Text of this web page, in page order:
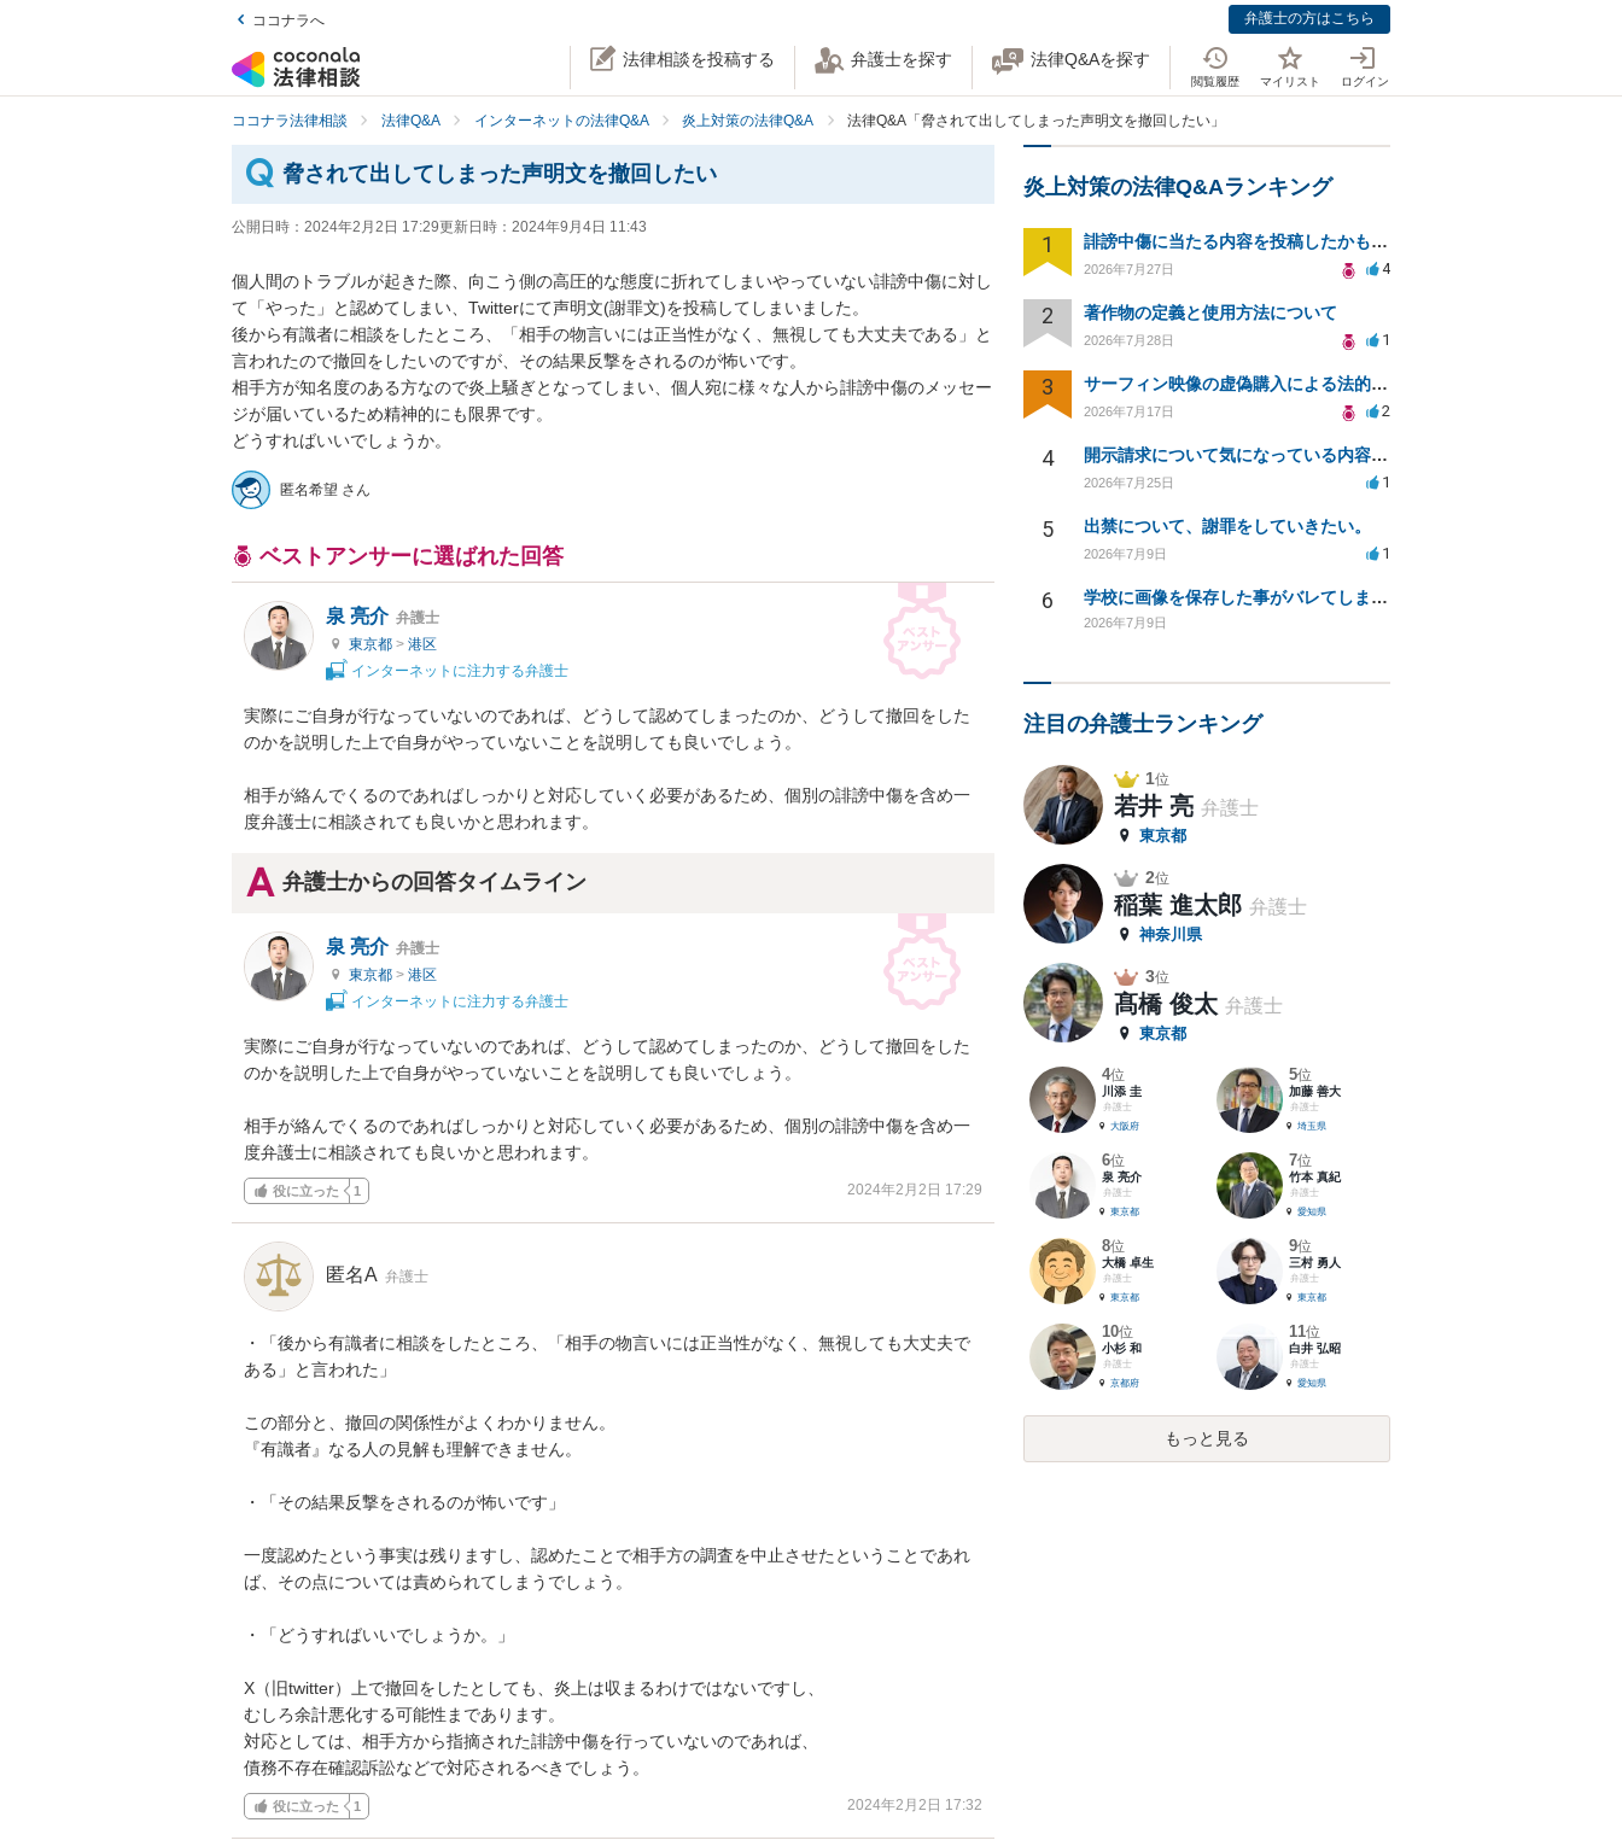
ココナラへ 弁護士の方はこちら
法律相談を投稿する 弁護士を探す 法律Q&Aを探す
閲覧履歴 マイリスト ログイン
ココナラ法律相談 法律Q&A インターネットの法律Q&A 炎上対策の法律Q&A 法律Q&A「脅されて出してしまった声明文を撤回したい」
脅されて出してしまった声明文を撤回したい
公開日時： 2024年2月2日 17:29更新日時： 2024年9月4日 11:43
個人間のトラブルが起きた際、向こう側の高圧的な態度に折れてしまいやっていない誹謗中傷に対し
て「やった」と認めてしまい、Twitterにて声明文(謝罪文)を投稿してしまいました。
後から有識者に相談をしたところ、「相手の物言いには正当性がなく、無視しても大丈夫である」と
言われたので撤回をしたいのですが、その結果反撃をされるのが怖いです。
相手方が知名度のある方なので炎上騒ぎとなってしまい、個人宛に様々な人から誹謗中傷のメッセー
ジが届いているため精神的にも限界です。
どうすればいいでしょうか。
匿名希望 さん
ベストアンサーに選ばれた回答
泉 亮介 弁護士
東京都 > 港区
インターネットに注力する弁護士
実際にご自身が行なっていないのであれば、どうして認めてしまったのか、どうして撤回をした
のかを説明した上で自身がやっていないことを説明しても良いでしょう。
相手が絡んでくるのであればしっかりと対応していく必要があるため、個別の誹謗中傷を含め一
度弁護士に相談されても良いかと思われます。
弁護士からの回答タイムライン
泉 亮介 弁護士
東京都 > 港区
インターネットに注力する弁護士
実際にご自身が行なっていないのであれば、どうして認めてしまったのか、どうして撤回をした
のかを説明した上で自身がやっていないことを説明しても良いでしょう。
相手が絡んでくるのであればしっかりと対応していく必要があるため、個別の誹謗中傷を含め一
度弁護士に相談されても良いかと思われます。
役に立った 1 2024年2月2日 17:29
匿名A 弁護士
・「後から有識者に相談をしたところ、「相手の物言いには正当性がなく、無視しても大丈夫で
ある」と言われた」
この部分と、撤回の関係性がよくわかりません。
『有識者』なる人の見解も理解できません。
・「その結果反撃をされるのが怖いです」
一度認めたという事実は残りますし、認めたことで相手方の調査を中止させたということであれ
ば、その点については責められてしまうでしょう。
・「どうすればいいでしょうか。」
X（旧twitter）上で撤回をしたとしても、炎上は収まるわけではないですし、
むしろ余計悪化する可能性まであります。
対応としては、相手方から指摘された誹謗中傷を行っていないのであれば、
債務不存在確認訴訟などで対応されるべきでしょう。
役に立った 1 2024年2月2日 17:32
炎上対策の法律Q&Aランキング
1 誹謗中傷に当たる内容を投稿したかもしれない。開示請求や民事刑事裁判に発展しうるのか教えて欲しい。
2026年7月27日 4
2 著作物の定義と使用方法について
2026年7月28日 1
3 サーフィン映像の虚偽購入による法的責任と対策案
2026年7月17日 2
4 開示請求について気になっている内容の質問
2026年7月25日 1
5 出禁について、謝罪をしていきたい。
2026年7月9日 1
6 学校に画像を保存した事がバレてしまったので助言をください。
2026年7月9日
注目の弁護士ランキング
1位
若井 亮 弁護士
東京都
2位
稲葉 進太郎 弁護士
神奈川県
3位
髙橋 俊太 弁護士
東京都
4位
川添 圭
弁護士
大阪府
5位
加藤 善大
弁護士
埼玉県
6位
泉 亮介
弁護士
東京都
7位
竹本 真紀
弁護士
愛知県
8位
大橋 卓生
弁護士
東京都
9位
三村 勇人
弁護士
東京都
10位
小杉 和
弁護士
京都府
11位
白井 弘昭
弁護士
愛知県
もっと見る